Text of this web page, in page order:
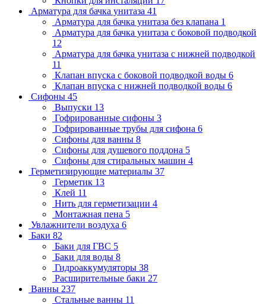
Арматура для бачка унитаза 41
Арматура для бачка унитаза без клапана 1
Арматура для бачка унитаза с боковой подводкой
12
Арматура для бачка унитаза с нижней подводкой
11
Клапан впуска с боковой подводкой воды 6
Клапан впуска с нижней подводкой воды 6
Сифоны 45
Выпуски 13
Гофрированные сифоны 3
Гофрированные трубы для сифона 6
Сифоны для ванны 8
Сифоны для душевого поддона 5
Сифоны для стиральных машин 4
Герметизирующие материалы 37
Герметик 13
Клей 11
Нить для герметизации 4
Монтажная пена 5
Увлажнители воздуха 6
Баки 82
Баки для ГВС 5
Баки для воды 8
Гидроаккумуляторы 38
Расширительные баки 27
Ванны 237
Стальные ванны 11